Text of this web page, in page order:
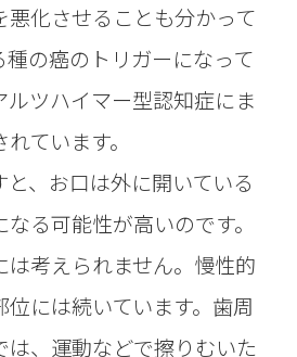
悪化させることも分かって
種の癌のトリガーになって
ルツハイマー型認知症にま
ています。
と、お口は外に開いている
る可能性が高いのです。
は考えられません。慢性的
には続いています。歯周
は、運動などで擦りむいた